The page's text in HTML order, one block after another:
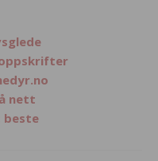
nett
beste